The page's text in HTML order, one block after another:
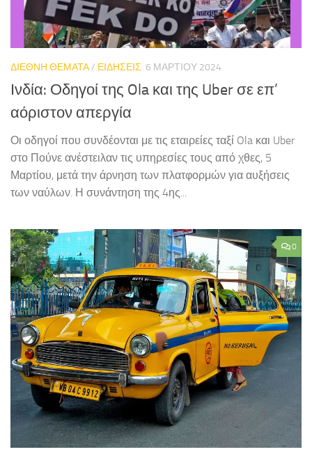
ΔΙΕΘΝΗ ΘΕΜΑΤΑ/ ΕΙΔΗΣΕΙΣ 6 ΜΑΡΤΊΟΥ 2024
Ινδία: Οδηγοί της Ola και της Uber σε επ’
αόριστον απεργία
Οι οδηγοί που συνδέονται με τις εταιρείες ταξί Ola και Uber
στο Πούνε ανέστειλαν τις υπηρεσίες τους από χθες, 5
Μαρτίου, μετά την άρνηση των πλατφορμών για αυξήσεις
των ναύλων. Η συνάντηση της 4ης...
0